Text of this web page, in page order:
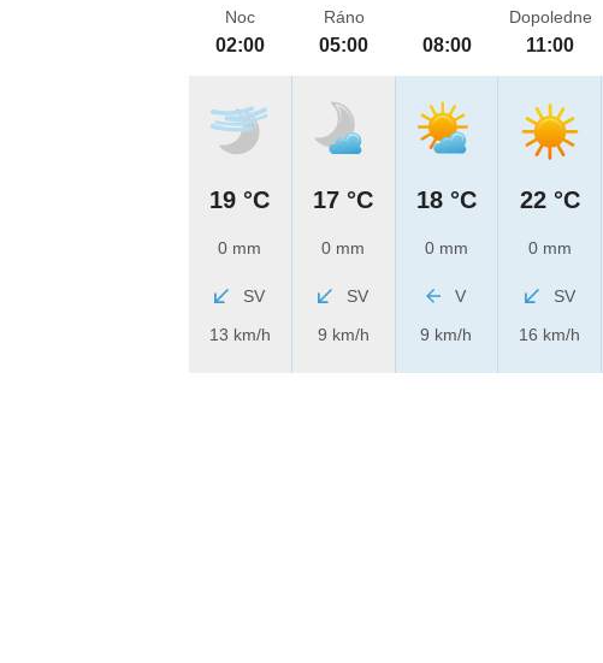
Noc
02:00
19 °C
0 mm
SV
13 km/h
Ráno
05:00
17 °C
0 mm
SV
9 km/h
08:00
18 °C
0 mm
V
9 km/h
Dopoledne
11:00
22 °C
0 mm
SV
16 km/h